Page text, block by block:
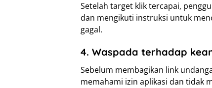
Setelah target klik tercapai,
dan mengikuti instruksi untuk
gagal.
4. Waspada terhadap
Sebelum membagikan link
memahami izin aplikasi dan tidak